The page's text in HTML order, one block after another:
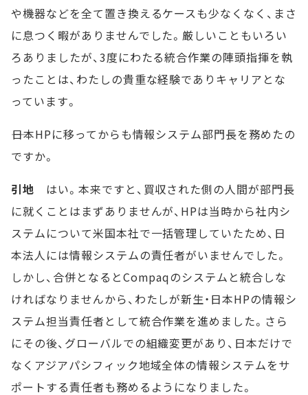
や機器などを全て置き換えるケースも少なくなく、まさ
に息つく暇がありませんでした。厳しいこともいろい
ろありましたが、3度にわたる統合作業の陣頭指揮を執
ったことは、わたしの貴重な経験でありキャリアとな
っています。
――日本HPに移ってからも情報システム部門長を務めたの
ですか。
引地 はい。本来ですと、買収された側の人間が部門長
に就くことはまずありませんが、HPは当時から社内シ
ステムについて米国本社で一括管理していたため、日
本法人には情報システムの責任者がいませんでした。
しかし、合併となるとCompaqのシステムと統合しな
ければなりませんから、わたしが新生・日本HPの情報シ
ステム担当責任者として統合作業を進めました。さら
にその後、グローバルでの組織変更があり、日本だけで
なくアジアパシフィック地域全体の情報システムをサ
ポートする責任者も務めるようになりました。